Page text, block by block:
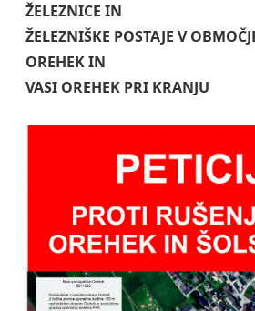
ŽELEZNICE IN
ŽELEZNIŠKE POSTAJE V
OREHEK IN
VASI OREHEK PRI KRANJU